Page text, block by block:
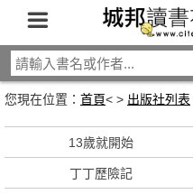
您現在位置： 首頁< > 出版社列表
13歲就開始
丁丁歷險記